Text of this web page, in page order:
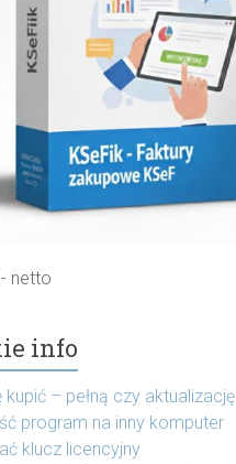
netto
info
kupić – pełną czy aktualizację
program na inny komputer
klucz licencyjny